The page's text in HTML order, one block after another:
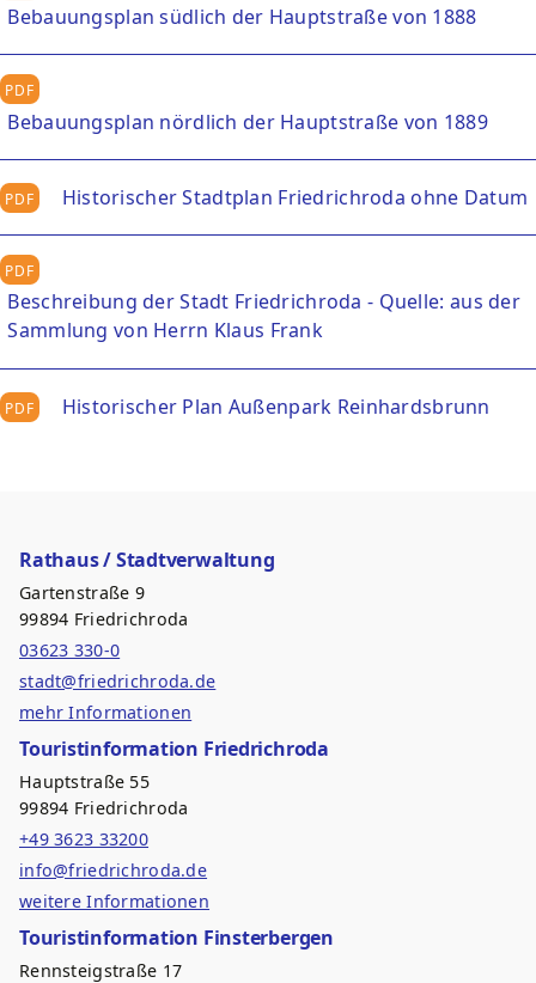
Bebauungsplan südlich der Hauptstraße von 1888
Bebauungsplan nördlich der Hauptstraße von 1889
Historischer Stadtplan Friedrichroda ohne Datum
Beschreibung der Stadt Friedrichroda - Quelle: aus der
Sammlung von Herrn Klaus Frank
Historischer Plan Außenpark Reinhardsbrunn
Rathaus / Stadtverwaltung
Gartenstraße 9
99894 Friedrichroda
03623 330-0
stadt@friedrichroda.de
mehr Informationen
Touristinformation Friedrichroda
Hauptstraße 55
99894 Friedrichroda
+49 3623 33200
info@friedrichroda.de
weitere Informationen
Touristinformation Finsterbergen
Rennsteigstraße 17
Kurkarte
Souvenirs und Prospekte
Geschichte
Schwimmbäder
Spielplätze
Friedhöfe